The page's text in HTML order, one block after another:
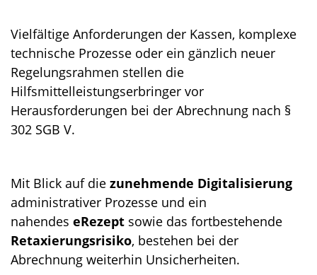
Vielfältige Anforderungen der Kassen, komplexe
technische Prozesse oder ein gänzlich neuer
Regelungsrahmen stellen die
Hilfsmittelleistungserbringer vor
Herausforderungen bei der Abrechnung nach §
302 SGB V.
Mit Blick auf die zunehmende Digitalisierung
administrativer Prozesse und ein
nahendes eRezept sowie das fortbestehende
Retaxierungsrisiko, bestehen bei der
Abrechnung weiterhin Unsicherheiten.